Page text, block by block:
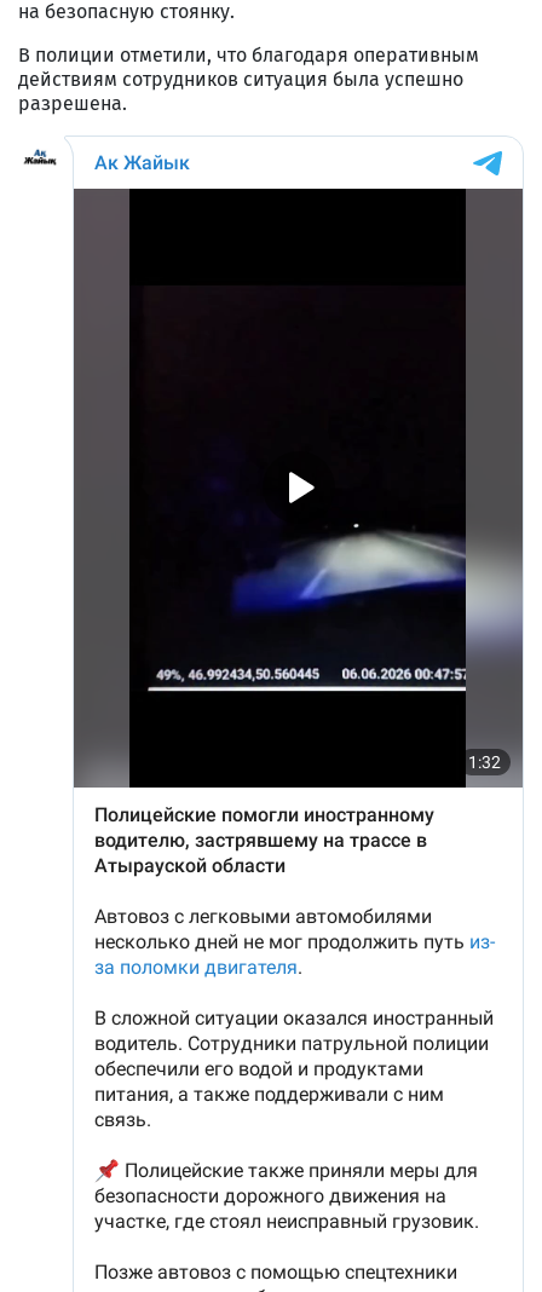
на безопасную стоянку.
В полиции отметили, что благодаря оперативным
действиям сотрудников ситуация была успешно
разрешена.